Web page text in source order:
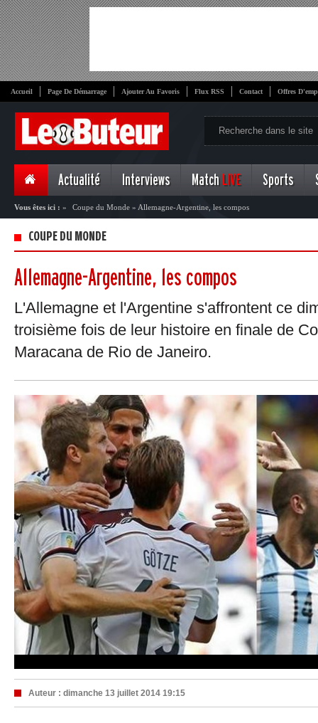
Accueil Page De Démarrage Ajouter Au Favoris Flux RSS Contact Offres
Actualité Interviews Match LIVE Sports
Vous êtes ici : » Coupe du Monde » Allemagne-Argentine, les compos
COUPE DU MONDE
Allemagne-Argentine, les compos
L'Allemagne et l'Argentine s'affrontent ce
troisième fois de leur histoire en finale de
Maracana de Rio de Janeiro.
Auteur : dimanche 13 juillet 2014 19:15